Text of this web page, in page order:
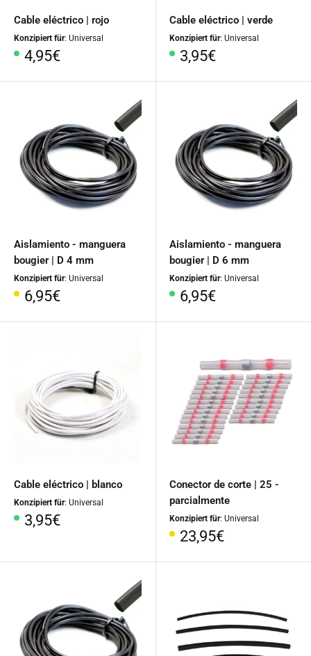
Cable eléctrico | rojo
Konzipiert für: Universal
Precio
4,95€
Cable eléctrico | verde
Konzipiert für: Universal
Precio
3,95€
Aislamiento - manguera
bougier | D 4 mm
Konzipiert für: Universal
Precio
6,95€
Aislamiento - manguera
bougier | D 6 mm
Konzipiert für: Universal
Precio
6,95€
Cable eléctrico | blanco
Konzipiert für: Universal
Precio
3,95€
Conector de corte | 25 -
parcialmente
Konzipiert für: Universal
Precio
23,95€